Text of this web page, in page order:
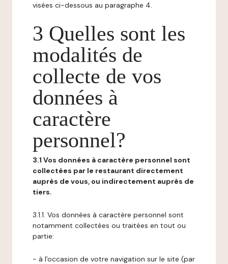
visées ci-dessous au paragraphe 4.
3 Quelles sont les
modalités de
collecte de vos
données à
caractère
personnel?
3.1 Vos données à caractère personnel sont
collectées par le restaurant directement
auprès de vous, ou indirectement auprès de
tiers.
3.1.1. Vos données à caractère personnel sont
notamment collectées ou traitées en tout ou
partie:
- à l'occasion de votre navigation sur le site (par